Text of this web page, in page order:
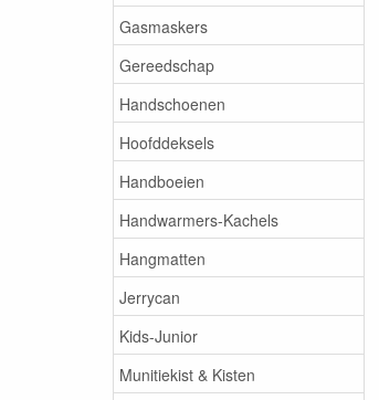
Gasmaskers
Gereedschap
Handschoenen
Hoofddeksels
Handboeien
Handwarmers-Kachels
Hangmatten
Jerrycan
Kids-Junior
Munitiekist & Kisten